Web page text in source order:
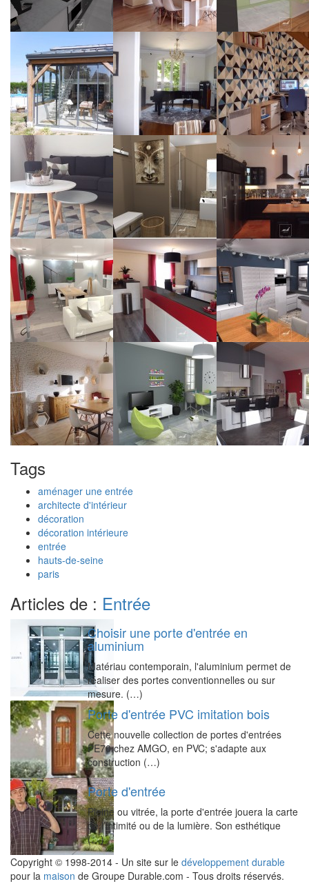
Tags
aménager une entrée
architecte d'intérieur
décoration
décoration intérieure
entrée
hauts-de-seine
paris
Articles de : Entrée
Choisir une porte d'entrée en
aluminium
Matériau contemporain, l'aluminium permet de
réaliser des portes conventionnelles ou sur
mesure. (…)
Porte d'entrée PVC imitation bois
Cette nouvelle collection de portes d'entrées
PE70 chez AMGO, en PVC; s'adapte aux
construction (…)
Porte d'entrée
Pleine ou vitrée, la porte d'entrée jouera la carte
de l’intimité ou de la lumière. Son esthétique
(…)
Copyright © 1998-2014 - Un site sur le développement durable
pour la maison de Groupe Durable.com - Tous droits réservés.